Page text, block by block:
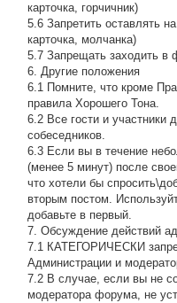
карточка, горчичник)
5.6 Запретить оставлять
карточка, молчанка)
5.7 Запрещать заходить в
6. Другие положения
6.1 Помните, что кроме
правила Хорошего Тона.
6.2 Все гости и участники
собеседников.
6.3 Если вы в течение
(менее 5 минут) после
что хотели бы
вторым постом.
добавьте в первый.
7. Обсуждение действий
7.1 КАТЕГОРИЧЕСКИ
Администрации и
7.2 В случае, если вы не
модератора форума, не